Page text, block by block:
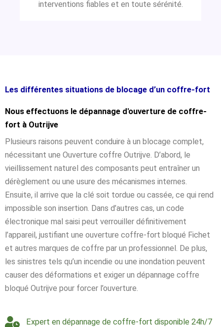
interventions fiables et en toute sérénité.
Les différentes situations de blocage d’un coffre-fort
Nous effectuons le dépannage d'ouverture de coffre-
fort à Outrijve
Plusieurs raisons peuvent conduire à un blocage complet,
nécessitant une Ouverture coffre Outrijve. D’abord, le
vieillissement naturel des composants peut entraîner un
dérèglement ou une usure des mécanismes internes.
Ensuite, il arrive que la clé soit tordue ou cassée, ce qui rend
impossible son insertion. Dans d’autres cas, un code
électronique mal saisi peut verrouiller définitivement
l’appareil, justifiant une ouverture coffre-fort bloqué Fichet
et autres marques de coffre par un professionnel. De plus,
les sinistres tels qu’un incendie ou une inondation peuvent
causer des déformations et exiger un dépannage coffre
bloqué Outrijve pour forcer l’ouverture.
Expert en dépannage de coffre-fort disponible 24h/7